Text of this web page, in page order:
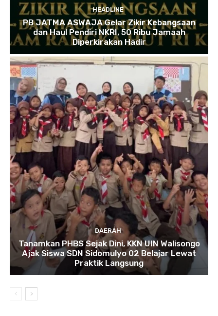
HEADLINE
PB JATMA ASWAJA Gelar Zikir Kebangsaan
dan Haul Pendiri NKRI, 50 Ribu Jamaah
Diperkirakan Hadir
DAERAH
Tanamkan PHBS Sejak Dini, KKN UIN Walisongo
Ajak Siswa SDN Sidomulyo 02 Belajar Lewat
Praktik Langsung